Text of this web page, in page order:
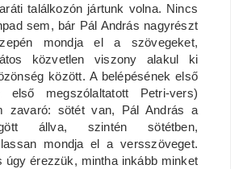
találkozón jártunk volna. Nincs
sem, bár Pál András nagyrészt
mondja el a szövegeket,
közvetlen viszony alakul ki
között. A belépésének első
első megszólaltatott Petri-vers)
zavaró: sötét van, Pál András a
állva, szintén sötétben,
mondja el a versszöveget.
úgy érezzük, mintha inkább minket